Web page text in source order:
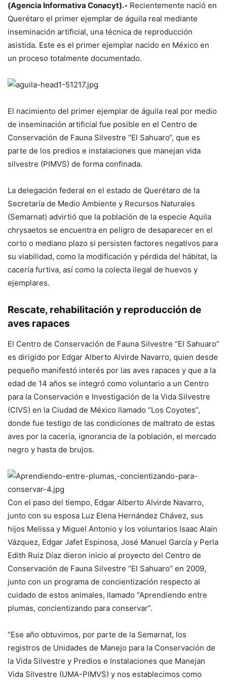
(Agencia Informativa Conacyt).- Recientemente nació en
Querétaro el primer ejemplar de águila real mediante
inseminación artificial, una técnica de reproducción
asistida. Este es el primer ejemplar nacido en México en
un proceso totalmente documentado.
El nacimiento del primer ejemplar de águila real por medio
de inseminación artificial fue posible en el Centro de
Conservación de Fauna Silvestre “El Sahuaro“, que es
parte de los predios e instalaciones que manejan vida
silvestre (PIMVS) de forma confinada.
La delegación federal en el estado de Querétaro de la
Secretaría de Medio Ambiente y Recursos Naturales
(Semarnat) advirtió que la población de la especie Aquila
chrysaetos se encuentra en peligro de desaparecer en el
corto o mediano plazo si persisten factores negativos para
su viabilidad, como la modificación y pérdida del hábitat, la
cacería furtiva, así como la colecta ilegal de huevos y
ejemplares.
Rescate, rehabilitación y reproducción de
aves rapaces
El Centro de Conservación de Fauna Silvestre “El Sahuaro”
es dirigido por Edgar Alberto Alvirde Navarro, quien desde
pequeño manifestó interés por las aves rapaces y que a la
edad de 14 años se integró como voluntario a un Centro
para la Conservación e Investigación de la Vida Silvestre
(CIVS) en la Ciudad de México llamado “Los Coyotes”,
donde fue testigo de las condiciones de maltrato de estas
aves por la cacería, ignorancia de la población, el mercado
negro y hasta de brujos.
Con el paso del tiempo, Edgar Alberto Alvirde Navarro,
junto con su esposa Luz Elena Hernández Chávez, sus
hijos Melissa y Miguel Antonio y los voluntarios Isaac Alaín
Vázquez, Edgar Jafet Espinosa, José Manuel García y Perla
Edith Ruiz Díaz dieron inicio al proyecto del Centro de
Conservación de Fauna Silvestre “El Sahuaro” en 2009,
junto con un programa de concientización respecto al
cuidado de estos animales, llamado “Aprendiendo entre
plumas, concientizando para conservar”.
“Ese año obtuvimos, por parte de la Semarnat, los
registros de Unidades de Manejo para la Conservación de
la Vida Silvestre y Predios e Instalaciones que Manejan
Vida Silvestre (UMA-PIMVS) y nos establecimos como